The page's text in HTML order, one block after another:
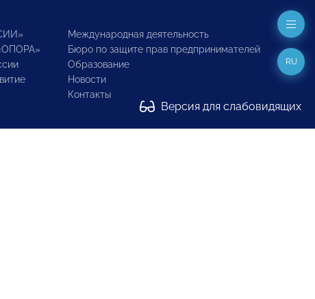
Международная деятельность
Бюро по защите прав предпринимателей
Образование
Новости
Контакты
Версия для слабовидящих
RU